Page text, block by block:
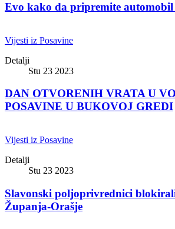
Evo kako da pripremite automobil
Vijesti iz Posavine
Detalji
Stu 23 2023
DAN OTVORENIH VRATA U
POSAVINE U BUKOVOJ GREDI
Vijesti iz Posavine
Detalji
Stu 23 2023
Slavonski poljoprivrednici
Županja-Orašje